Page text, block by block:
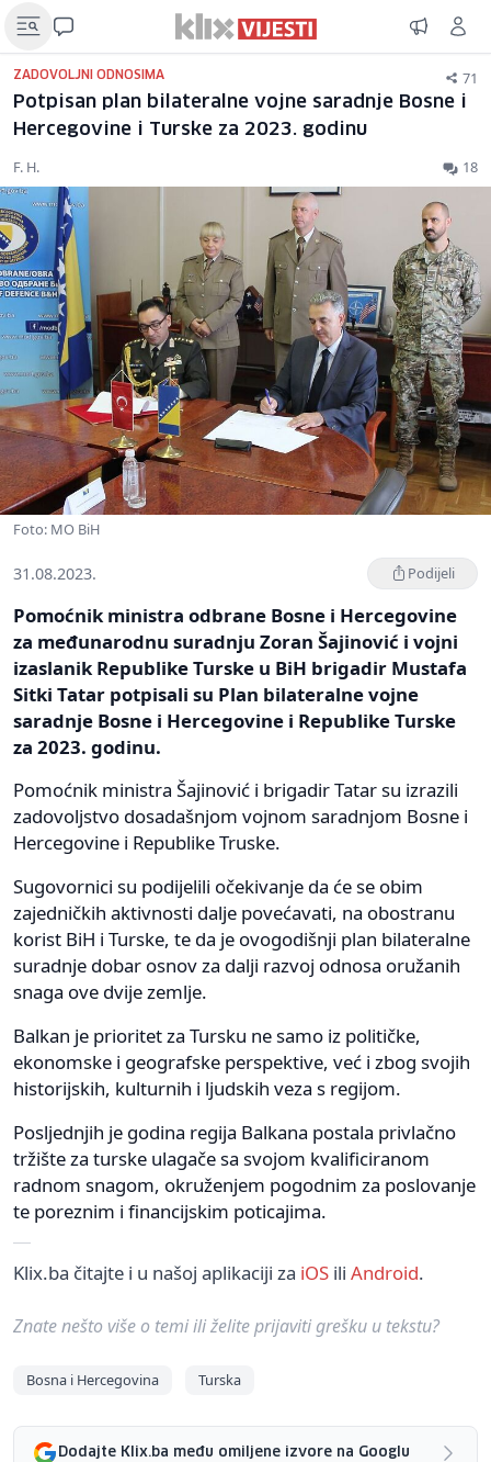
ZADOVOLJNI ODNOSIMA 71
Potpisan plan bilateralne vojne saradnje Bosne i
Hercegovine i Turske za 2023. godinu
F. H. 18
Foto: MO BiH
31.08.2023. Podijeli
Pomoćnik ministra odbrane Bosne i Hercegovine
za međunarodnu suradnju Zoran Šajinović i vojni
izaslanik Republike Turske u BiH brigadir Mustafa
Sitki Tatar potpisali su Plan bilateralne vojne
saradnje Bosne i Hercegovine i Republike Turske
za 2023. godinu.
Pomoćnik ministra Šajinović i brigadir Tatar su izrazili
zadovoljstvo dosadašnjom vojnom saradnjom Bosne i
Hercegovine i Republike Truske.
Sugovornici su podijelili očekivanje da će se obim
zajedničkih aktivnosti dalje povećavati, na obostranu
korist BiH i Turske, te da je ovogodišnji plan bilateralne
suradnje dobar osnov za dalji razvoj odnosa oružanih
snaga ove dvije zemlje.
Balkan je prioritet za Tursku ne samo iz političke,
ekonomske i geografske perspektive, već i zbog svojih
historijskih, kulturnih i ljudskih veza s regijom.
Posljednjih je godina regija Balkana postala privlačno
tržište za turske ulagače sa svojom kvalificiranom
radnom snagom, okruženjem pogodnim za poslovanje
te poreznim i financijskim poticajima.
Klix.ba čitajte i u našoj aplikaciji za iOS ili Android.
Znate nešto više o temi ili želite prijaviti grešku u tekstu?
Bosna i Hercegovina Turska
Dodajte Klix.ba među omiljene izvore na Googlu